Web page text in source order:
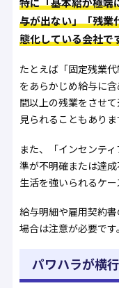
与が出ない」「残業
態化している会社で
たとえば「固定残業
をあらかじめ給与に
間以上の残業をさせ
見られることもありま
また、「インセンテ
準が不明確または達
生活を強いられるケー
給与明細や雇用契約
場合は注意が必要です。
パワハラが横